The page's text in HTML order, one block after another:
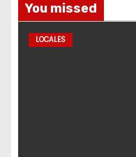
You missed
LOCALES